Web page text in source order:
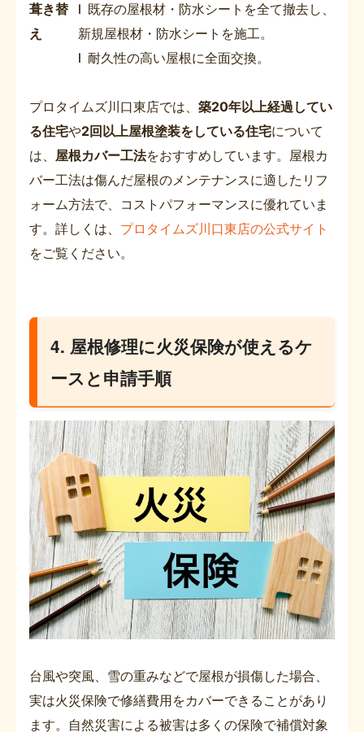
葺き替
え
l 既存の屋根材・防水シートを全て撤去し、
新規屋根材・防水シートを施工。
l 耐久性の高い屋根に全面交換。
プロタイムズ川口東店では、 築20年以上経過してい
る住宅や2回以上屋根塗装をしている住宅について
は、 屋根カバー工法をおすすめしています。屋根カ
バー工法は傷んだ屋根のメンテナンスに適したリフ
ォーム方法で、コストパフォーマンスに優れていま
す。詳しくは、 プロタイムズ川口東店の公式サイト
をご覧ください。
4. 屋根修理に火災保険が使えるケ
ースと申請手順
台風や突風、雪の重みなどで屋根が損傷した場合、
実は火災保険で修繕費用をカバーできることがあり
ます。自然災害による被害は多くの保険で補償対象